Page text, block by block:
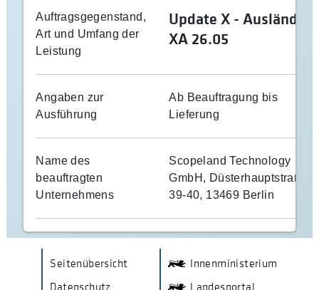
Auftragsgegenstand,
Art und Umfang der
Leistung
Update X - Ausländer
XA 26.05
Angaben zur
Ausführung
Ab Beauftragung bis
Lieferung
Name des
beauftragten
Unternehmens
Scopeland Technology
GmbH, Düsterhauptstraße
39-40, 13469 Berlin
F
Seitenübersicht
Datenschutz
Innenministerium
Landesportal